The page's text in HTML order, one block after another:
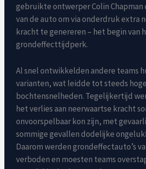
gebruikte ontwerper Colin Chapman
van de auto om via onderdruk extra
kracht te genereren – het begin van
grondeffecttijdperk.
Al snel ontwikkelden andere teams
varianten, wat leidde tot steeds
bochtensnelheden. Tegelijkertijd
het verlies aan neerwaartse kracht
onvoorspelbaar kon zijn, met
sommige gevallen dodelijke
Daarom werden grondeffectauto’s
verboden en moesten teams